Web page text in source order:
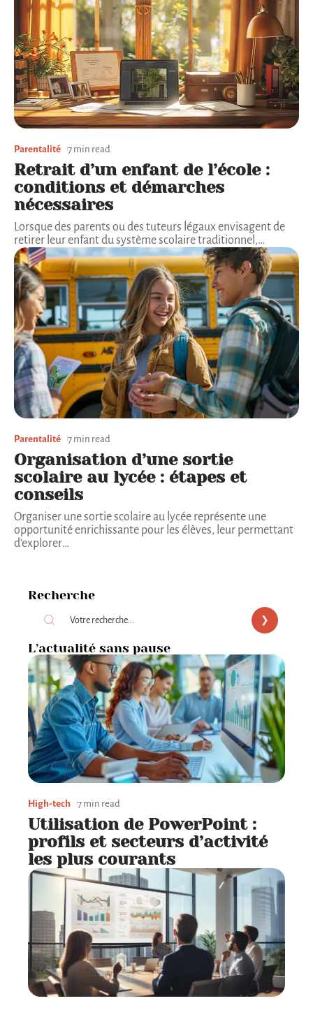
Parentalité 7 min read
Retrait d’un enfant de l’école :
conditions et démarches
nécessaires
Lorsque des parents ou des tuteurs légaux envisagent de
retirer leur enfant du système scolaire traditionnel,…
Parentalité 7 min read
Organisation d’une sortie
scolaire au lycée : étapes et
conseils
Organiser une sortie scolaire au lycée représente une
opportunité enrichissante pour les élèves, leur permettant
d'explorer…
Recherche
L’actualité sans pause
High-tech 7 min read
Utilisation de PowerPoint :
profils et secteurs d’activité
les plus courants